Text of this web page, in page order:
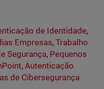
de Identidade,
Empresas,Trabalho
Segurança, Pequenos
,Autenticação
de Cibersegurança